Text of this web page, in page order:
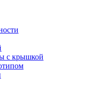
с крышкой